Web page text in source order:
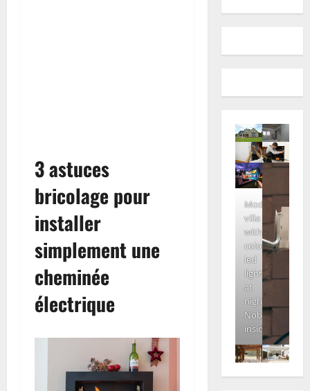
3 astuces
bricolage pour
installer
simplement une
cheminée
électrique
Modern
villa
with
colored
led
lights
at
night.
Nobody
inside